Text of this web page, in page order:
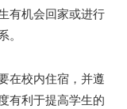
有机会回家或进行
在校内住宿，并遵
有利于提高学生的